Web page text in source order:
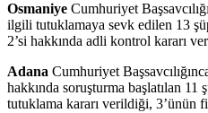
Osmaniye Cumhuriyet
ilgili tutuklamaya sevk edilen 13
2’si hakkında adli kontrol kararı
Adana Cumhuriyet
hakkında soruşturma başlatılan 11
tutuklama kararı verildiği, 3’ünün